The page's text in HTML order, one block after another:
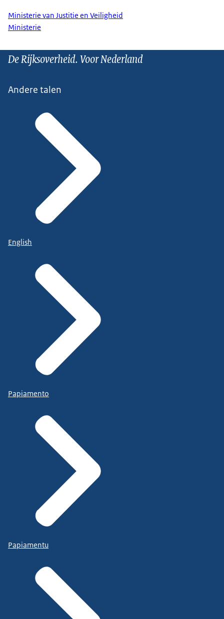
Ministerie van Justitie en Veiligheid
Ministerie
De Rijksoverheid. Voor Nederland
Andere talen
English
Papiamento
Papiamentu